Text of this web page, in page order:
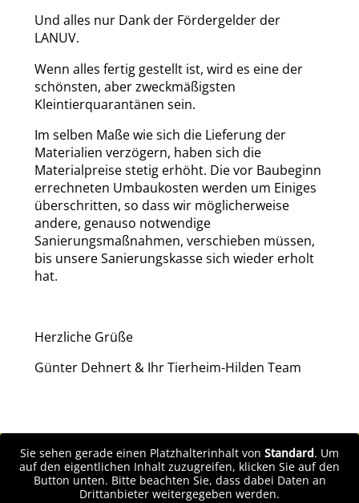
Und alles nur Dank der Fördergelder der
LANUV.
Wenn alles fertig gestellt ist, wird es eine der
schönsten, aber zweckmäßigsten
Kleintierquarantänen sein.
Im selben Maße wie sich die Lieferung der
Materialien verzögern, haben sich die
Materialpreise stetig erhöht. Die vor Baubeginn
errechneten Umbaukosten werden um Einiges
überschritten, so dass wir möglicherweise
andere, genauso notwendige
Sanierungsmaßnahmen, verschieben müssen,
bis unsere Sanierungskasse sich wieder erholt
hat.
Herzliche Grüße
Günter Dehnert & Ihr Tierheim-Hilden Team
Sie sehen gerade einen Platzhalterinhalt von Standard. Um
auf den eigentlichen Inhalt zuzugreifen, klicken Sie auf den
Button unten. Bitte beachten Sie, dass dabei Daten an
Drittanbieter weitergegeben werden.